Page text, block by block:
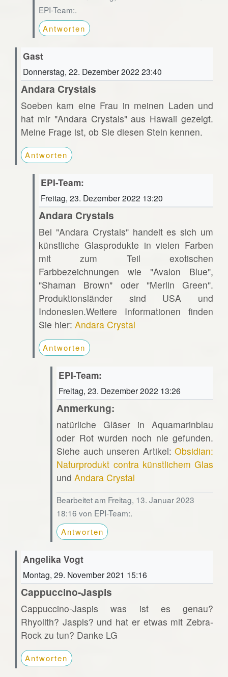
EPI-Team:.
Antworten
Gast
Donnerstag, 22. Dezember 2022 23:40
Andara Crystals
Soeben kam eine Frau in meinen Laden und
hat mir "Andara Crystals" aus Hawaii gezeigt.
Meine Frage ist, ob Sie diesen Stein kennen.
Antworten
EPI-Team:
Freitag, 23. Dezember 2022 13:20
Andara Crystals
Bei "Andara Crystals" handelt es sich um
künstliche Glasprodukte in vielen Farben
mit zum Teil exotischen
Farbbezeichnungen wie "Avalon Blue",
"Shaman Brown" oder "Merlin Green".
Produktionsländer sind USA und
Indonesien.Weitere Informationen finden
Sie hier: Andara Crystal
Antworten
EPI-Team:
Freitag, 23. Dezember 2022 13:26
Anmerkung:
natürliche Gläser in Aquamarinblau
oder Rot wurden noch nie gefunden.
Siehe auch unseren Artikel:Obsidian:
Naturprodukt contra künstlichem Glas
undAndara Crystal
Bearbeitet am Freitag, 13. Januar 2023
18:16 von EPI-Team:.
Antworten
Angelika Vogt
Montag, 29. November 2021 15:16
Cappuccino-Jaspis
Cappuccino-Jaspis was ist es genau?
Rhyolith? Jaspis? und hat er etwas mit Zebra-
Rock zu tun? Danke LG
Antworten